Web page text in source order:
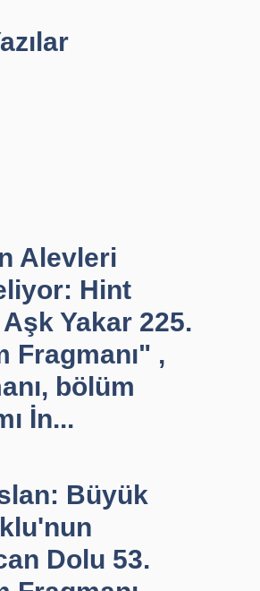
Alevleri
Hint
Yakar 225.
Fragmanı" ,
bölüm
İn...
Büyük
Dolu 53.